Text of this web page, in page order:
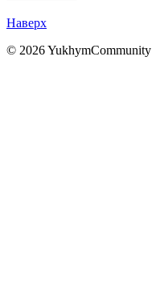
Наверх
© 2026 YukhymCommunity